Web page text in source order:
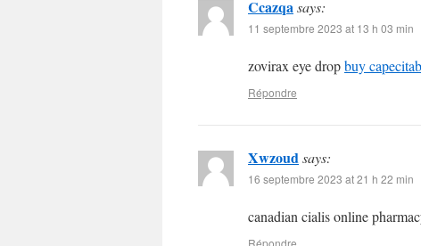
Ccazqasays:
11 septembre 2023 at 13 h 03 min
zovirax eye dropbuy
Répondre
Xwzoudsays:
16 septembre 2023 at 21 h 22 min
canadian cialis online
Répondre